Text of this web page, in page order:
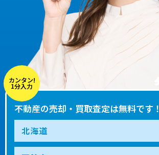
カンタン!
1分入力
不動産の売却・買取査定は無料です！